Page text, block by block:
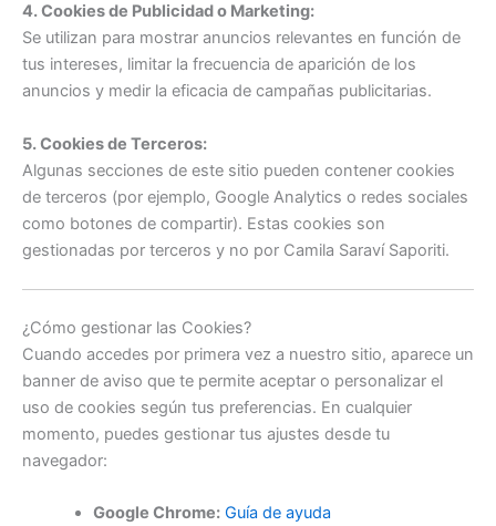
4. Cookies de Publicidad o Marketing:
Se utilizan para mostrar anuncios relevantes en función de
tus intereses, limitar la frecuencia de aparición de los
anuncios y medir la eficacia de campañas publicitarias.
5. Cookies de Terceros:
Algunas secciones de este sitio pueden contener cookies
de terceros (por ejemplo, Google Analytics o redes sociales
como botones de compartir). Estas cookies son
gestionadas por terceros y no por Camila Saraví Saporiti.
¿Cómo gestionar las Cookies?
Cuando accedes por primera vez a nuestro sitio, aparece un
banner de aviso que te permite aceptar o personalizar el
uso de cookies según tus preferencias. En cualquier
momento, puedes gestionar tus ajustes desde tu
navegador:
Google Chrome: Guía de ayuda